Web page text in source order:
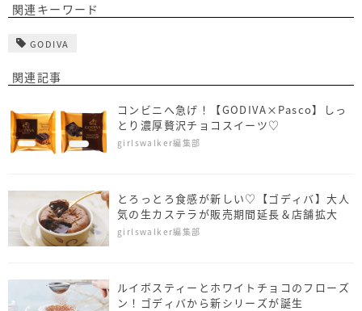
関連キーワード
GODIVA
関連記事
コンビニへ急げ！【GODIVA×Pasco】しっ
とり濃厚贅沢チョコスイーツ♡
girlswalker編集部
とろっとろ食感が新しい♡【ゴディバ】大人
気の生カステラが販売期間延長＆店舗拡大
girlswalker編集部
ルイボスティーとホワイトチョコのフローズ
ン！ゴディバから新シリーズが誕生